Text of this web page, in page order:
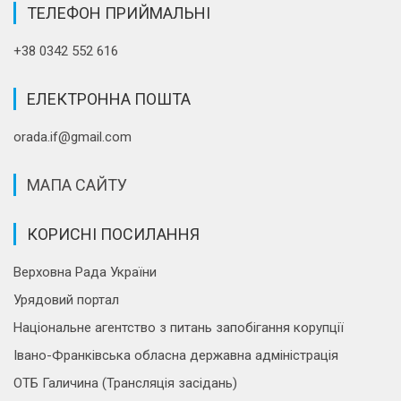
ТЕЛЕФОН ПРИЙМАЛЬНІ
+38 0342 552 616
ЕЛЕКТРОННА ПОШТА
orada.if@gmail.com
МАПА САЙТУ
КОРИСНІ ПОСИЛАННЯ
Верховна Рада України
Урядовий портал
Національне агентство з питань запобігання корупції
Івано-Франківська обласна державна адміністрація
ОТБ Галичина (Трансляція засідань)